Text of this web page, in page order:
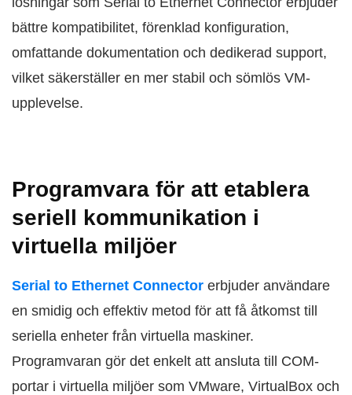
bättre kompatibilitet, förenklad konfiguration,
omfattande dokumentation och dedikerad support,
vilket säkerställer en mer stabil och sömlös VM-
upplevelse.
Programvara för att etablera
seriell kommunikation i
virtuella miljöer
Serial to Ethernet Connector erbjuder användare
en smidig och effektiv metod för att få åtkomst till
seriella enheter från virtuella maskiner.
Programvaran gör det enkelt att ansluta till COM-
portar i virtuella miljöer som VMware, VirtualBox och